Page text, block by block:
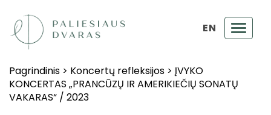
EN
Pagrindinis > Koncertų refleksijos > ĮVYKO
KONCERTAS „PRANCŪZŲ IR AMERIKIEČIŲ SONATŲ
VAKARAS“ / 2023